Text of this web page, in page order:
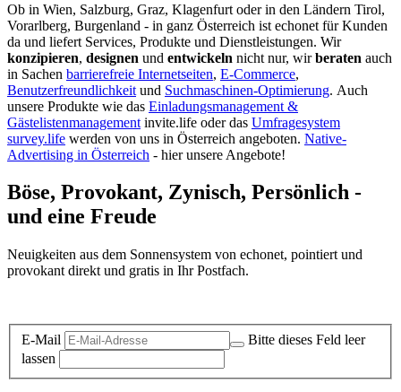
Ob in Wien, Salzburg, Graz, Klagenfurt oder in den Ländern Tirol,
Vorarlberg, Burgenland - in ganz Österreich ist echonet für Kunden
da und liefert Services, Produkte und Dienstleistungen. Wir
konzipieren, designen und entwickeln nicht nur, wirberaten auch
in Sachen barrierefreie Internetseiten, E-Commerce,
Benutzerfreundlichkeit und Suchmaschinen-Optimierung. Auch
unsere Produkte wie das Einladungsmanagement &
Gästelistenmanagement invite.life oder das Umfragesystem
survey.life werden von uns in Österreich angeboten. Native-
Advertising in Österreich - hier unsere Angebote!
Böse, Provokant, Zynisch, Persönlich -
und eine Freude
Neuigkeiten aus dem Sonnensystem von echonet, pointiert und
provokant direkt und gratis in Ihr Postfach.
E-Mail
Bitte dieses Feld leer
lassen